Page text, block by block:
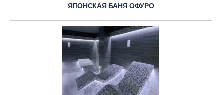
ЯПОНСКАЯ БАНЯ ОФУРО